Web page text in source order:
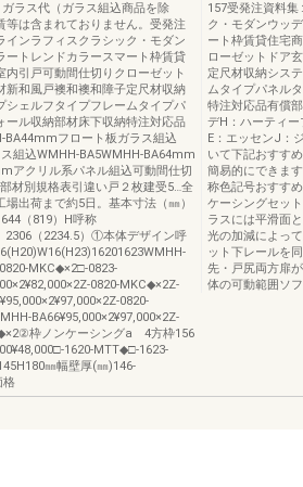
ラス代（ガラス組込商品を除
等は含まれておりません。受発注
インラフィスクラシック・モダン
ートレンドカラースマート枠賃貸
引戸可動間仕切りクローゼット
新和風戸襖和襖和障子定尺材収納
シェルフタイプフレームタイプパ
ール収納部材床下収納特注対応品
BA44mmフロート板ガラス組込
組込WMHH-BA5WMHH-BA64mm
アクリル系パネル組込可動間仕切
材別規格表引違い戸２枚建受5…全
出荷まで約5日。基本寸法（㎜）
（819）H呼称
2306（2234.5）①本体デザイン呼
MKC◆×2□-0823-
0820-MKC◆×2Z-
0820-
BA66¥95,000×2¥97,000×2Z-
枠ノンケーシングa 4方枠156
1620-MTT◆□-1623-
㎜幅壁厚(㎜)146-
格
157受発注資料
ク・モダンウッ
ート枠賃貸住宅
ローゼットドア
定尺材収納シス
ムタイプパネル
特注対応品有償
デH：ハーティ
E：エッセンJ：
いて下記おすす
簡易的にできま
称色記号おすす
ケーシングセッ
ラスには平滑面
光の加減によっ
ット下レールを
先・戸尻両方扉
体の可動範囲ソ